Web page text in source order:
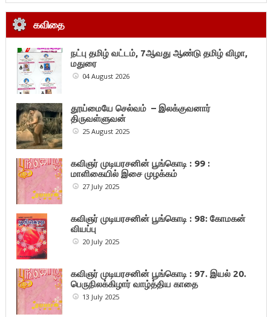
கவிதை
நட்பு தமிழ் வட்டம், 7ஆவது ஆண்டு தமிழ் விழா,
மதுரை
04 August 2026
தூய்மையே செல்வம் – இலக்குவனார்
திருவள்ளுவன்
25 August 2025
கவிஞர் முடியரசனின் பூங்கொடி : 99 :
மாளிகையில் இசை முழக்கம்
27 July 2025
கவிஞர் முடியரசனின் பூங்கொடி : 98: கோமகன்
வியப்பு
20 July 2025
கவிஞர் முடியரசனின் பூங்கொடி : 97. இயல் 20.
பெருநிலக்கிழார் வாழ்த்திய காதை
13 July 2025